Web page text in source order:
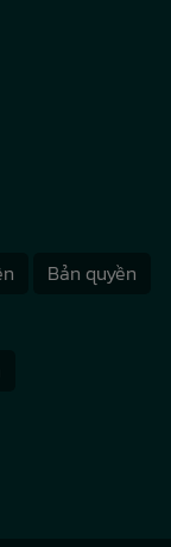
Bản quyền